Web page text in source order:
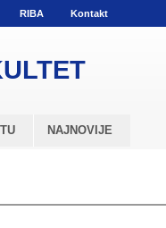
RIBA Kontakt
NAJNOVIJE